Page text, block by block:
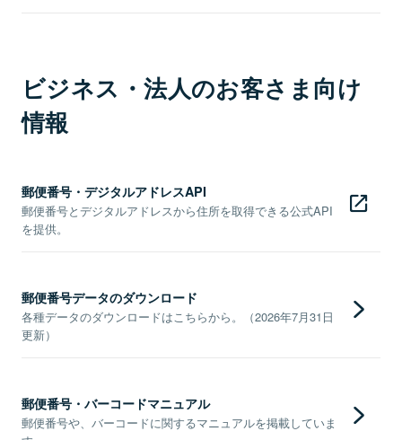
ビジネス・法人のお客さま向け
情報
郵便番号・デジタルアドレスAPI
郵便番号とデジタルアドレスから住所を取得できる公式API
を提供。
郵便番号データのダウンロード
各種データのダウンロードはこちらから。（2026年7月31日
更新）
郵便番号・バーコードマニュアル
郵便番号や、バーコードに関するマニュアルを掲載していま